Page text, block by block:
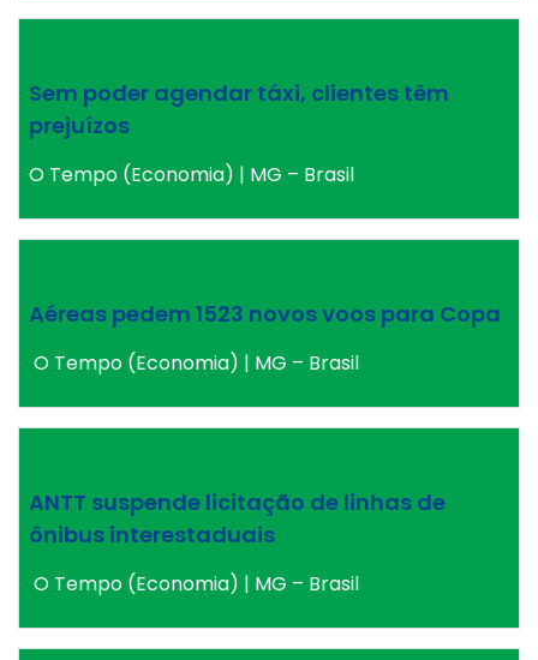
Sem poder agendar táxi, clientes têm
prejuízos
O Tempo (Economia) | MG – Brasil
Aéreas pedem 1523 novos voos para Copa
O Tempo (Economia) | MG – Brasil
ANTT suspende licitação de linhas de
ônibus interestaduais
O Tempo (Economia) | MG – Brasil